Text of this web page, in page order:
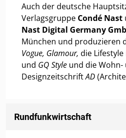
Auch der deutsche
Verlagsgruppe Condé Nast
Nast Digital Germany
München und produzieren
Vogue, Glamour, die
und GQ Style und die Wohn-
DesignzeitschriftAD
Rundfunkwirtschaft